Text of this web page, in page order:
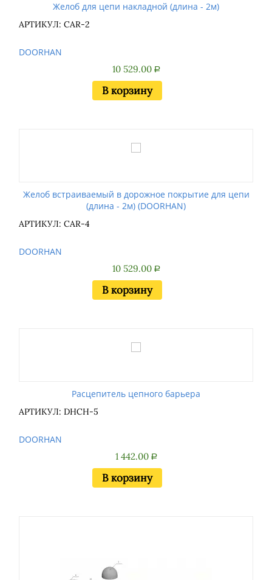
Желоб для цепи накладной (длина - 2м)
АРТИКУЛ: CAR-2
DOORHAN
10 529.00 Р
В корзину
Желоб встраиваемый в дорожное покрытие для цепи
(длина - 2м) (DOORHAN)
АРТИКУЛ: CAR-4
DOORHAN
10 529.00 Р
В корзину
Расцепитель цепного барьера
АРТИКУЛ: DHCH-5
DOORHAN
1 442.00 Р
В корзину